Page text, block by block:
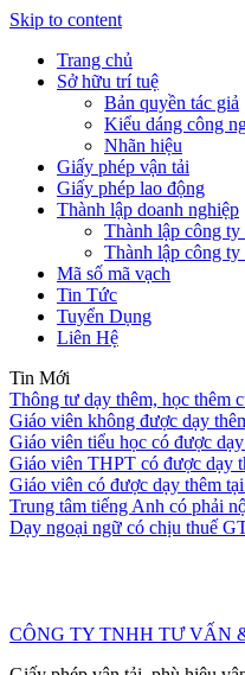
Skip to content
Trang chủ
Sở hữu trí tuệ
Bản quyền tác giả
Kiểu dáng công
Nhãn hiệu
Giấy phép vận tải
Giấy phép lao động
Thành lập doanh nghiệp
Thành lập công
Thành lập công ty
Mã số mã vạch
Tin Tức
Tuyển Dụng
Liên Hệ
Tin Mới
Thông tư dạy thêm, học thêm
Giáo viên không được dạy
Giáo viên tiểu học có được
Giáo viên THPT có được dạy
Giáo viên có được dạy thêm
Trung tâm tiếng Anh có phải
Dạy ngoại ngữ có chịu thuế
CÔNG TY TNHH TƯ VẤN